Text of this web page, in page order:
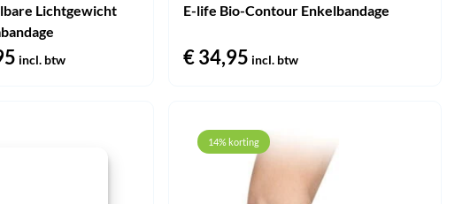
Lichtgewicht
Huidige
incl. btw
E-life Bio-Contour Enkelbandage
€34,95 incl. btw
14% korting